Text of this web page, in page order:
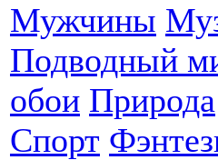
Мужчины
Подводный
обои Природа
Спорт